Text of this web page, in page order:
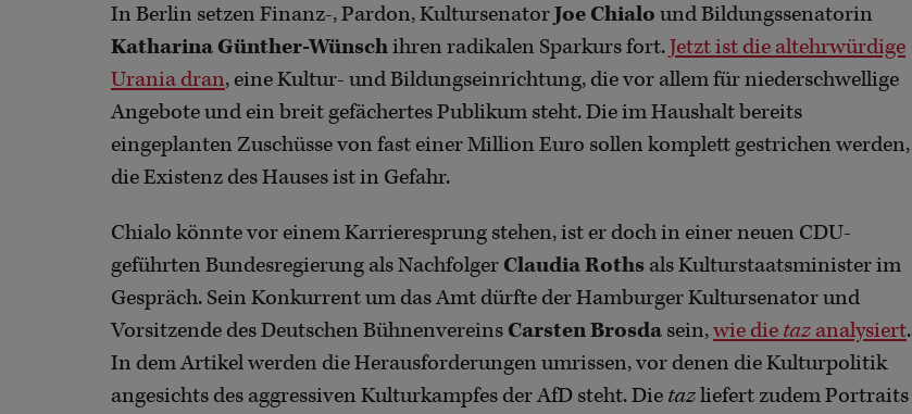
In Berlin setzen Finanz-, Pardon, KultursenatorJoe Chialo und Bildungssenatorin
Katharina Günther-Wünschihren radikalen Sparkurs fort.Jetzt ist die altehrwürdige
Urania dran, eine Kultur- und Bildungseinrichtung, die vor allem für niederschwellige
Angebote und ein breit gefächertes Publikum steht. Die im Haushalt bereits
eingeplanten Zuschüsse von fast einer Million Euro sollen komplett gestrichen werden,
die Existenz des Hauses ist in Gefahr.
Chialo könnte vor einem Karrieresprung stehen, ist er doch in einer neuen CDU-
geführten Bundesregierung als Nachfolger Claudia Roths als Kulturstaatsminister im
Gespräch. Sein Konkurrent um das Amt dürfte der Hamburger Kultursenator und
Vorsitzende des Deutschen Bühnenvereins Carsten Brosda sein,wie die taz analysiert.
In dem Artikel werden die Herausforderungen umrissen, vor denen die Kulturpolitik
angesichts des aggressiven Kulturkampfes der AfD steht. Die tazliefert zudem Portraits